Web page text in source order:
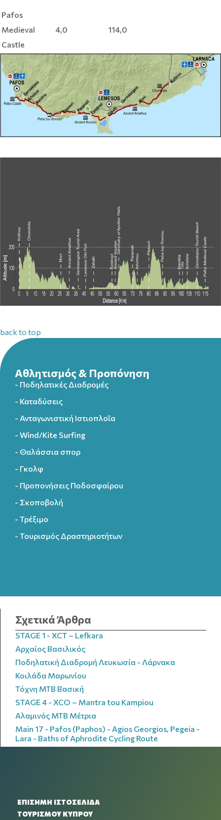
Pafos
Medieval
Castle
4,0 114,0
back to top
Αθλητισμός & Προπόνηση
- Ποδηλατικές Διαδρομές
- Καταδύσεις
- Ανταγωνιστική Ιστιοπλοΐα
- Wind/Kite Surfing
- Θαλάσσια σπορ
- Γκολφ
- Προπονήσεις Ποδοσφαίρου
- Σκοποβολή
- Τρέξιμο
- Τουρισμός Δραστηριοτήτων
Σχετικά Άρθρα
STAGE 1 - XCT – Lefkara
Αρχαίος Βασιλικός
Ποδηλατική Διαδρομή Λευκωσία - Λάρνακα
Κοιλάδα Μαρωνίου
Τόχνη MTB Βασική
STAGE 4 - XCO – Mantra tou Kampiou
Αλαμινός MTB Μέτρια
Main 17 - Pafos (Paphos) - Agios Georgios, Pegeia -
Lara - Baths of Aphrodite Cycling Route
ΕΠΙΣΗΜΗ ΙΣΤΟΣΕΛΙΔΑ
ΤΟΥΡΙΣΜΟΥ ΚΥΠΡΟΥ